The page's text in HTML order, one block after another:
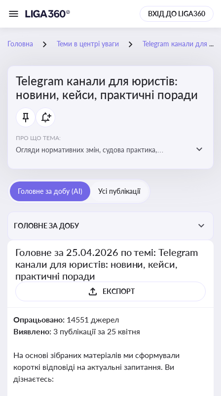
ВХІД ДО LIGA360
Головна Теми в центрі уваги Telegram канали для юристів: новини, кейси, практичні поради
Telegram канали для юристів:
новини, кейси, практичні поради
ПРО ЩО ТЕМА:
Огляди нормативних змін, судова практика,
каналах
Головне за добу (AI) Усі публікації
ГОЛОВНЕ ЗА ДОБУ
Головне за 25.04.2026 по темі: Telegram
канали для юристів: новини, кейси,
практичні поради
ЕКСПОРТ
Опрацьовано: 14551 джерел
Виявлено: 3 публікації за 25 квітня
На основі зібраних матеріалів ми сформували
короткі відповіді на актуальні запитання. Ви
дізнаєтесь: